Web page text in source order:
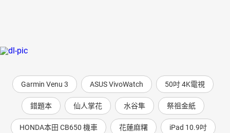
Garmin Venu 3 ASUS VivoWatch 50吋 4K電視
錯題本 仙人掌花 水谷隼 祭祖金紙
HONDA本田 CB650 機車 花蓮麻糬 iPad 10.9吋